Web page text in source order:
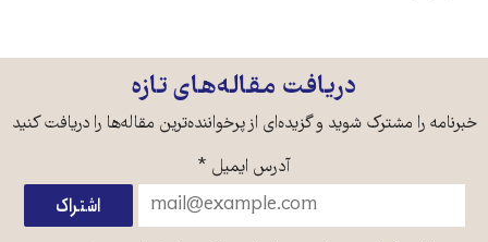
دریافت مقاله‌های تازه
خبرنامه را مشترک شوید و گزیده‌ای از پرخواننده‌ترین مقاله‌ها را دریافت کنید
آدرس ایمیل *